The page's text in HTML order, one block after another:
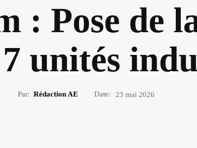
: Pose de
unités
Par: Rédaction AE Date: 23 mai 2026